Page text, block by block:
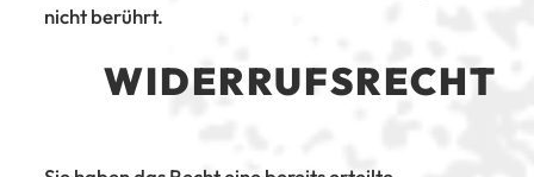
nicht berührt.
WIDERRUFSRECHT